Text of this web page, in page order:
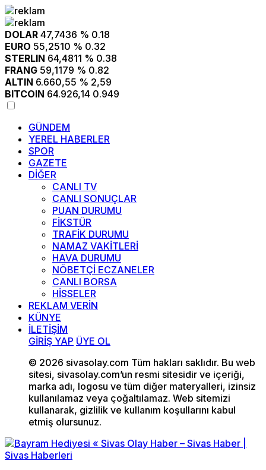
DOLAR 47,7436 % 0.18
EURO 55,2510 % 0.32
STERLIN 64,4811 % 0.38
FRANG 59,1179 % 0.82
ALTIN 6.660,55 % 2,59
BITCOIN 64.926,14 0.949
GÜNDEM
YEREL HABERLER
SPOR
GAZETE
DİĞER
CANLI TV
CANLI SONUÇLAR
PUAN DURUMU
FİKSTÜR
TRAFİK DURUMU
NAMAZ VAKİTLERİ
HAVA DURUMU
NÖBETÇİ ECZANELER
CANLI BORSA
HİSSELER
REKLAM VERİN
KÜNYE
İLETİŞİM
GİRİŞ YAP ÜYE OL
© 2026 sivasolay.com Tüm hakları saklıdır. Bu web
sitesi, sivasolay.com’un resmi sitesidir ve içeriği,
marka adı, logosu ve tüm diğer materyalleri, izinsiz
kullanılamaz veya çoğaltılamaz. Web sitemizi
kullanarak, gizlilik ve kullanım koşullarını kabul
etmiş olursunuz.